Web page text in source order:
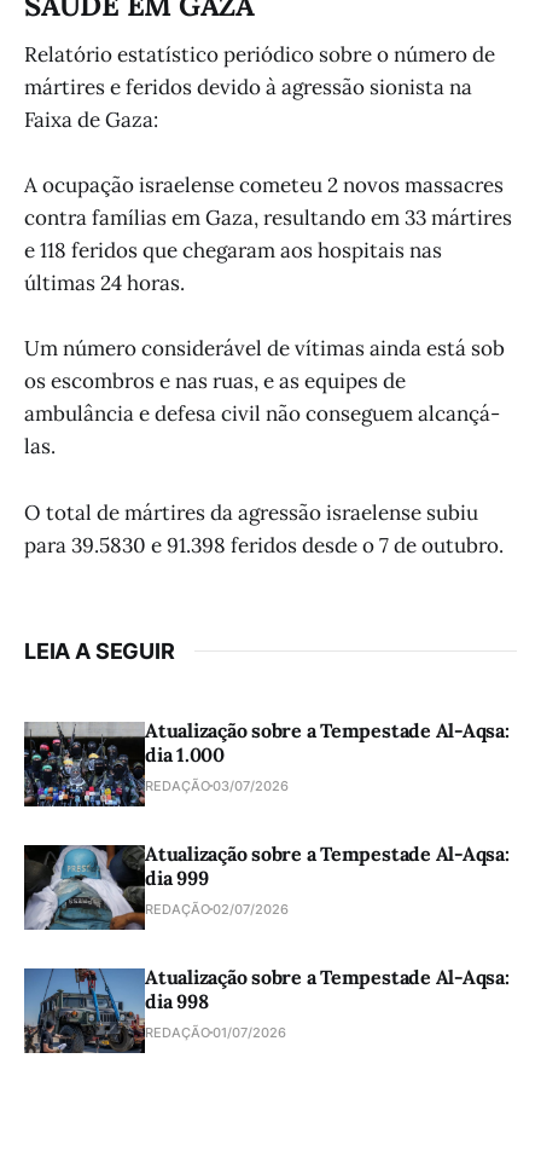
Relatório estatístico periódico sobre o número de
mártires e feridos devido à agressão sionista na
Faixa de Gaza:
A ocupação israelense cometeu 2 novos massacres
contra famílias em Gaza, resultando em 33 mártires
e 118 feridos que chegaram aos hospitais nas
últimas 24 horas.
Um número considerável de vítimas ainda está sob
os escombros e nas ruas, e as equipes de
ambulância e defesa civil não conseguem alcançá-
las.
O total de mártires da agressão israelense subiu
para 39.5830 e 91.398 feridos desde o 7 de outubro.
LEIA A SEGUIR
Atualização sobre a Tempestade Al-Aqsa:
dia 1.000
REDAÇÃO03/07/2026
Atualização sobre a Tempestade Al-Aqsa:
dia 999
REDAÇÃO02/07/2026
Atualização sobre a Tempestade Al-Aqsa:
dia 998
REDAÇÃO01/07/2026